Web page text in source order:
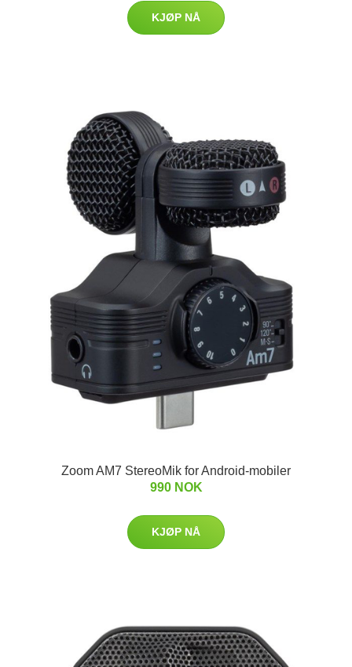
KJØP NÅ
Zoom AM7 StereoMik for Android-mobiler
990 NOK
KJØP NÅ